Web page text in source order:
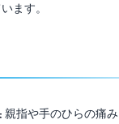
ます。
親指や手のひらの痛み